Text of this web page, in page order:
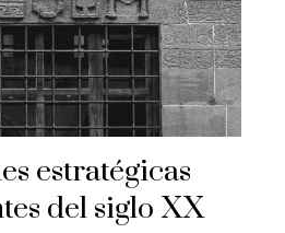
estratégicas
del siglo XX